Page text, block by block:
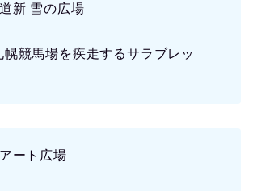
新 雪の広場
幌競馬場を疾走するサラブレッ
ート広場